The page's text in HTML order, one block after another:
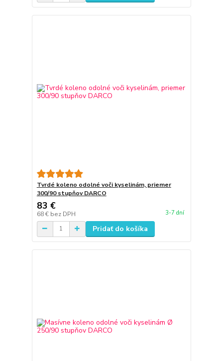
Tvrdé koleno odolné voči kyselinám, priemer
300/90 stupňov DARCO
83 €
68 € bez DPH 3-7 dní
Pridať do košíka